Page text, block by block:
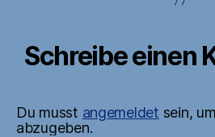
Schreibe einen
Du musst angemeldet sein,
abzugeben.